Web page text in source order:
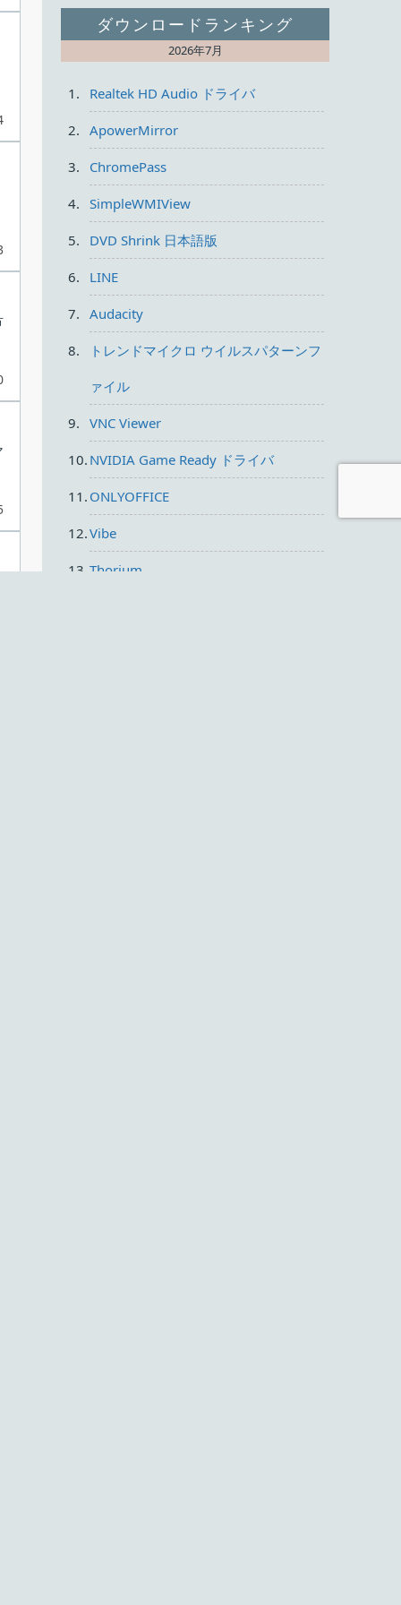
ダウンロードランキング
2026年7月
Realtek HD Audio ドライバ
ApowerMirror
ChromePass
SimpleWMIView
DVD Shrink 日本語版
LINE
Audacity
トレンドマイクロ ウイルスパターンフ
ァイル
VNC Viewer
NVIDIA Game Ready ドライバ
ONLYOFFICE
Vibe
Thorium